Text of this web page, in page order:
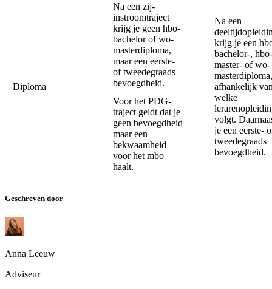
Diploma
Na een zij-
instroomtraject
krijg je geen hbo-
bachelor of wo-
masterdiploma,
maar een eerste-
of tweedegraads
bevoegdheid.
Voor het PDG-
traject geldt dat je
geen bevoegdheid
maar een
bekwaamheid
voor het mbo
haalt.
Na een
krijg je een
bachelor-, hbo-
master- of wo-
masterdiploma,
afhankelijk
welke
volgt.
je een eerste-
tweedegraads
bevoegdheid.
Geschreven door
Anna Leeuw
Adviseur